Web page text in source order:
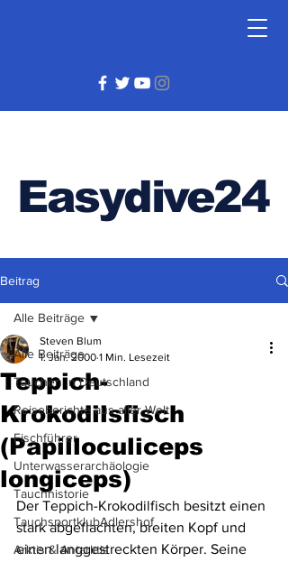
Easydive24
Beitrag
Alle Beiträge
Tauchen in Deutschland
Reiseberichte aus aller Welt
Fischführer
Unterwasserarchäologie
Tauchhistorie
TauchsportklubAdlershof
Arktis & Antarktis
Alle Beiträge
Teppich-
Krokodilsfisch
(Papilloculiceps
longiceps)
Steven Blum
1. Jan. 2000 1 Min. Lesezeit
Der Teppich-Krokodilfisch besitzt einen
stark abgeflachten, breiten Kopf und
einen langgestreckten Körper. Seine